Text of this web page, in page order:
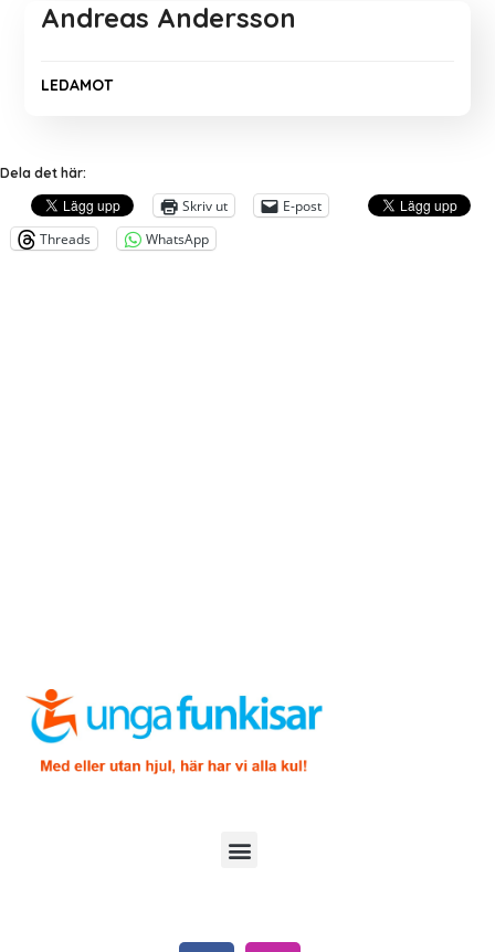
Andreas Andersson
LEDAMOT
Dela det här:
Skriv ut
E-post
Threads
WhatsApp